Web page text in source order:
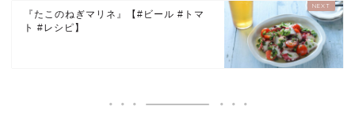
『たこのねぎマリネ』【#ビール #トマ
ト #レシピ】